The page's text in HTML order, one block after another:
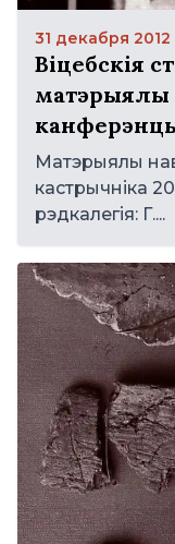
31 декабря 2012
Віцебскія
матэрыялы
Матэрыялы
кастрычніка
рэдкалегія: Г....